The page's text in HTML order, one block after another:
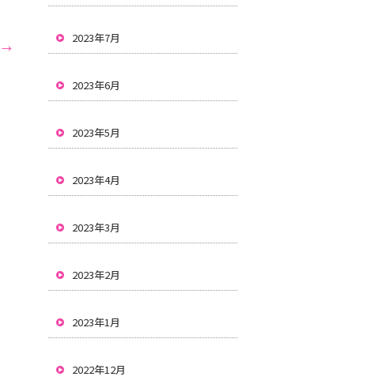
→
2023年7月
2023年6月
2023年5月
2023年4月
2023年3月
2023年2月
2023年1月
2022年12月